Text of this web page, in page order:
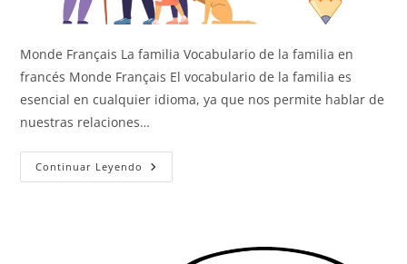
Monde Français La familia Vocabulario de la familia en
francés Monde Français El vocabulario de la familia es
esencial en cualquier idioma, ya que nos permite hablar de
nuestras relaciones…
Continuar Leyendo La
Familia